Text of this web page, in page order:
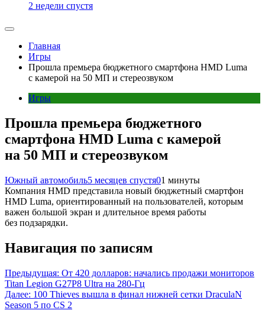
2 недели спустя
Главная
Игры
Прошла премьера бюджетного смартфона HMD Luma
с камерой на 50 МП и стереозвуком
Игры
Прошла премьера бюджетного
смартфона HMD Luma с камерой
на 50 МП и стереозвуком
Южный автомобиль5 месяцев спустя01 минуты
Компания HMD представила новый бюджетный смартфон
HMD Luma, ориентированный на пользователей, которым
важен большой экран и длительное время работы
без подзарядки.
Навигация по записям
Предыдущая: От 420 долларов: начались продажи мониторов
Titan Legion G27P8 Ultra на 280-Гц
Далее: 100 Thieves вышла в финал нижней сетки DraculaN
Season 5 по CS 2